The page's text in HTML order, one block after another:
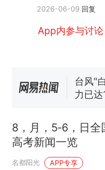
2026-06-09 回复
App内参与讨论
那
因老师
力已
佛山一
已叫
核查
笔试
官方通
享界
43.98
8，月，5‑6，日全
高考新闻一览
名都阳光 APP专享